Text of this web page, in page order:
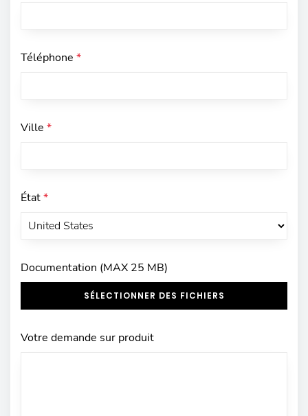
Téléphone *
Ville *
État*
Documentation (MAX 25 MB)
SÉLECTIONNER DES FICHIERS
Votre demande sur produit